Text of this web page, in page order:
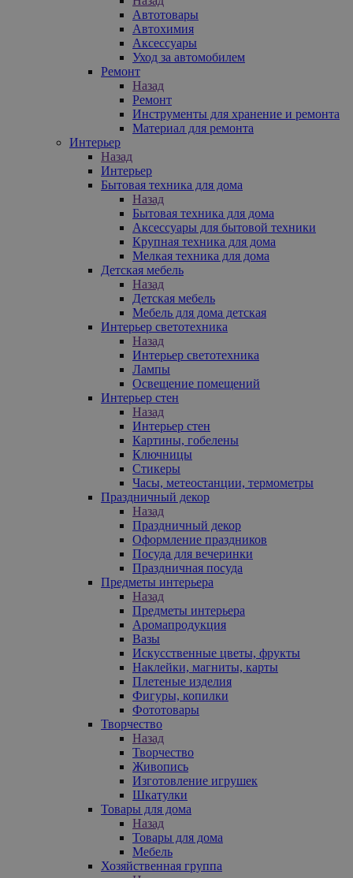
Автотовары
Автохимия
Аксессуары
Уход за автомобилем
Ремонт
Назад
Ремонт
Инструменты для хранение и ремонта
Материал для ремонта
Интерьер
Назад
Интерьер
Бытовая техника для дома
Назад
Бытовая техника для дома
Аксессуары для бытовой техники
Крупная техника для дома
Мелкая техника для дома
Детская мебель
Назад
Детская мебель
Мебель для дома детская
Интерьер светотехника
Назад
Интерьер светотехника
Лампы
Освещение помещений
Интерьер стен
Назад
Интерьер стен
Картины, гобелены
Ключницы
Стикеры
Часы, метеостанции, термометры
Праздничный декор
Назад
Праздничный декор
Оформление праздников
Посуда для вечеринки
Праздничная посуда
Предметы интерьера
Назад
Предметы интерьера
Аромапродукция
Вазы
Искусственные цветы, фрукты
Наклейки, магниты, карты
Плетеные изделия
Фигуры, копилки
Фототовары
Творчество
Назад
Творчество
Живопись
Изготовление игрушек
Шкатулки
Товары для дома
Назад
Товары для дома
Мебель
Хозяйственная группа